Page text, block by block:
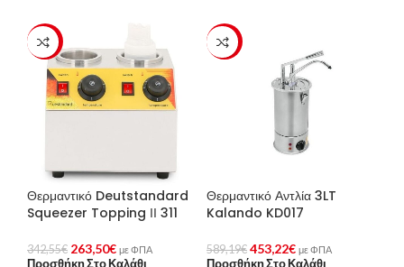
-23%
Θερμαντικό Deutstandard
Squeezer Topping ΙΙ 311
342,55€ 263,50€ με ΦΠΑ
Προσθήκη Στο Καλάθι
-23%
Θερμαντικό Αντλία 3LT
Kalando KD017
589,19€ 453,22€ με ΦΠΑ
Προσθήκη Στο Καλάθι